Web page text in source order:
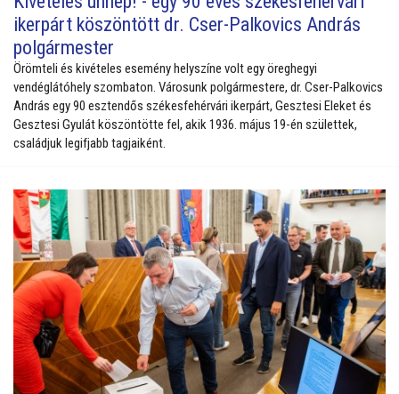
ikerpárt köszöntött dr. Cser-Palkovics András
polgármester
Örömteli és kivételes esemény helyszíne volt egy öreghegyi
vendéglátóhely szombaton. Városunk polgármestere, dr. Cser-Palkovics
András egy 90 esztendős székesfehérvári ikerpárt, Gesztesi Eleket és
Gesztesi Gyulát köszöntötte fel, akik 1936. május 19-én születtek,
családjuk legifjabb tagjaiként.